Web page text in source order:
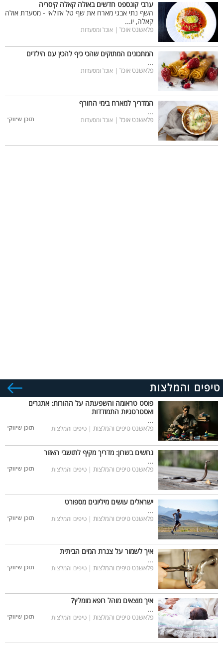
ערבי קונספט חדשים באולה קאלה קיסריה
השף נתי אבגי מארח את שף טל אזולאי - מסעדת אולה
קאלה, יו...
פלאשנט אוכל | אוכל ומסעדות
המתכונים המתוקים שהכי כיף להכין עם הילדים
...
פלאשנט אוכל | אוכל ומסעדות
המדריך למארח בימי החורף
...
פלאשנט אוכל | אוכל ומסעדות
טיפים והמלצות
פוסט טראומה והשפעתה על ההורות: אתגרים
ואסטרטגיות התמודדות
...
פלאשנט טיפים והמלצות | טיפים והמלצות
נחשים בשרון: מדריך מקיף לתושבי האזור
...
פלאשנט טיפים והמלצות | טיפים והמלצות
ישראלים עושים מיליונים מספורט
...
פלאשנט טיפים והמלצות | טיפים והמלצות
איך לשמור על צנרת המים הביתית
...
פלאשנט טיפים והמלצות | טיפים והמלצות
איך מוצאים מוהל רופא מומלץ?
...
פלאשנט טיפים והמלצות | טיפים והמלצות